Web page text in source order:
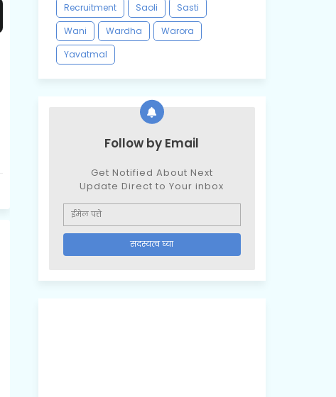
Recruitment
Saoli
Sasti
Wani
Wardha
Warora
Yavatmal
Follow by Email
Get Notified About Next
Update Direct to Your inbox